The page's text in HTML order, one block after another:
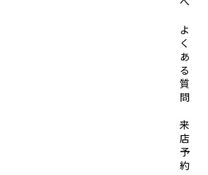
へ
よ
く
あ
る
質
問
来
店
予
約